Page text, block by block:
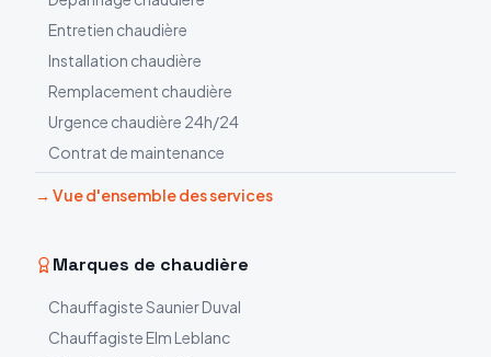
Entretien chaudière
Installation chaudière
Remplacement chaudière
Urgence chaudière 24h/24
Contrat de maintenance
→ Vue d'ensemble des services
Marques de chaudière
ChauffagisteSaunier Duval
Chauffagiste Elm Leblanc